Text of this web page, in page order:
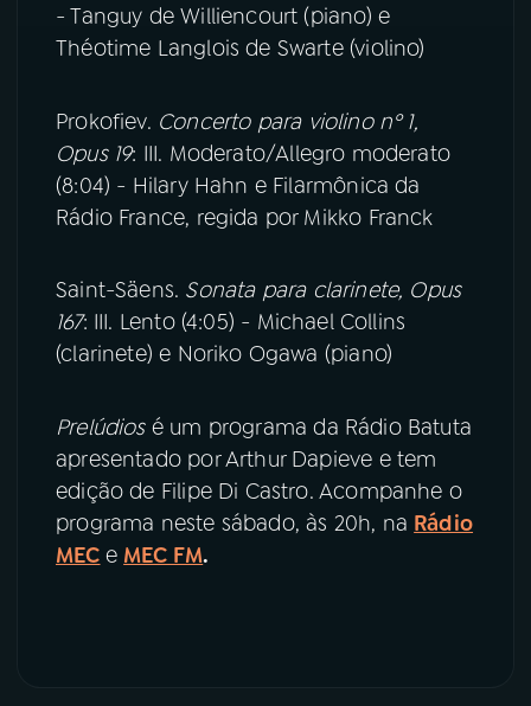
- Tanguy de Williencourt (piano) e
Théotime Langlois de Swarte (violino)
Prokofiev. Concerto para violino nº 1,
Opus 19: III. Moderato/Allegro moderato
(8:04) - Hilary Hahn e Filarmônica da
Rádio France, regida por Mikko Franck
Saint-Säens. Sonata para clarinete, Opus
167: III. Lento (4:05) - Michael Collins
(clarinete) e Noriko Ogawa (piano)
Prelúdiosé um programa da Rádio Batuta
apresentado por Arthur Dapieve e tem
edição de Filipe Di Castro. Acompanhe o
programa neste sábado, às 20h, na Rádio
MEC e MEC FM.